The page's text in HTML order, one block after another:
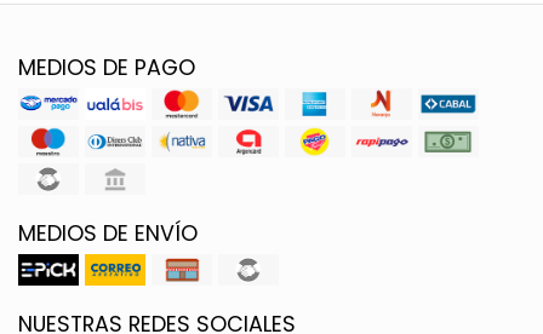
MEDIOS DE PAGO
MEDIOS DE ENVÍO
NUESTRAS REDES SOCIALES